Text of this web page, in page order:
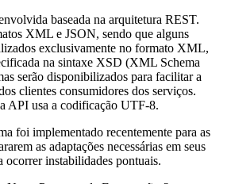
baseada na arquitetura REST.
XML e JSON, sendo que alguns
exclusivamente no formato XML,
na sintaxe XSD (XML Schema
serão disponibilizados para facilitar a
clientes consumidores dos serviços.
API usa a codificação UTF-8.
foi implementado recentemente para as
as adaptações necessárias em seus
ocorrer instabilidades pontuais.